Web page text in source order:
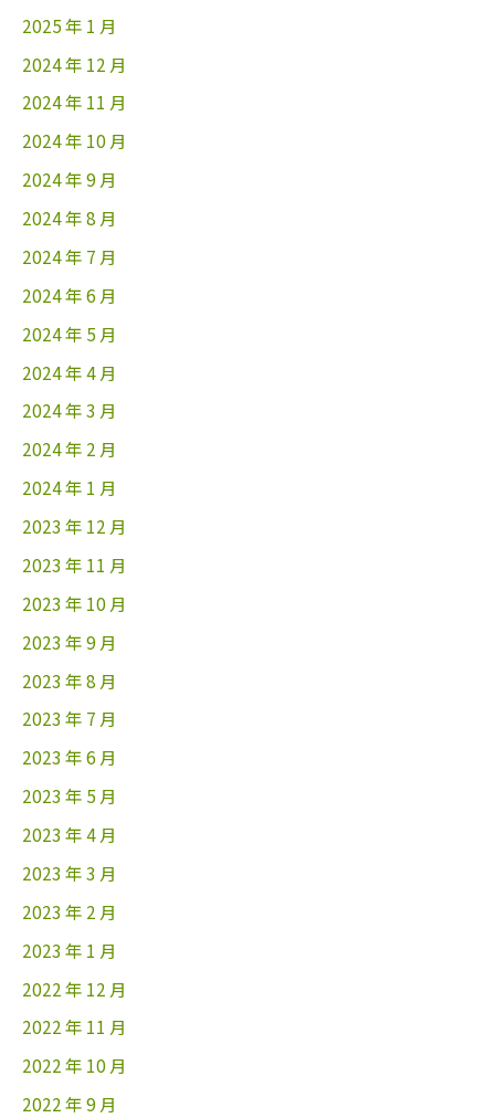
2025 年 1 月
2024 年 12 月
2024 年 11 月
2024 年 10 月
2024 年 9 月
2024 年 8 月
2024 年 7 月
2024 年 6 月
2024 年 5 月
2024 年 4 月
2024 年 3 月
2024 年 2 月
2024 年 1 月
2023 年 12 月
2023 年 11 月
2023 年 10 月
2023 年 9 月
2023 年 8 月
2023 年 7 月
2023 年 6 月
2023 年 5 月
2023 年 4 月
2023 年 3 月
2023 年 2 月
2023 年 1 月
2022 年 12 月
2022 年 11 月
2022 年 10 月
2022 年 9 月